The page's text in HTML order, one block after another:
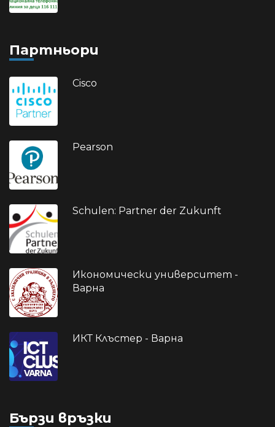
Партньори
Cisco
Pearson
Schulen: Partner der Zukunft
Икономически университет -
Варна
ИКТ Клъстер - Варна
Бързи връзки